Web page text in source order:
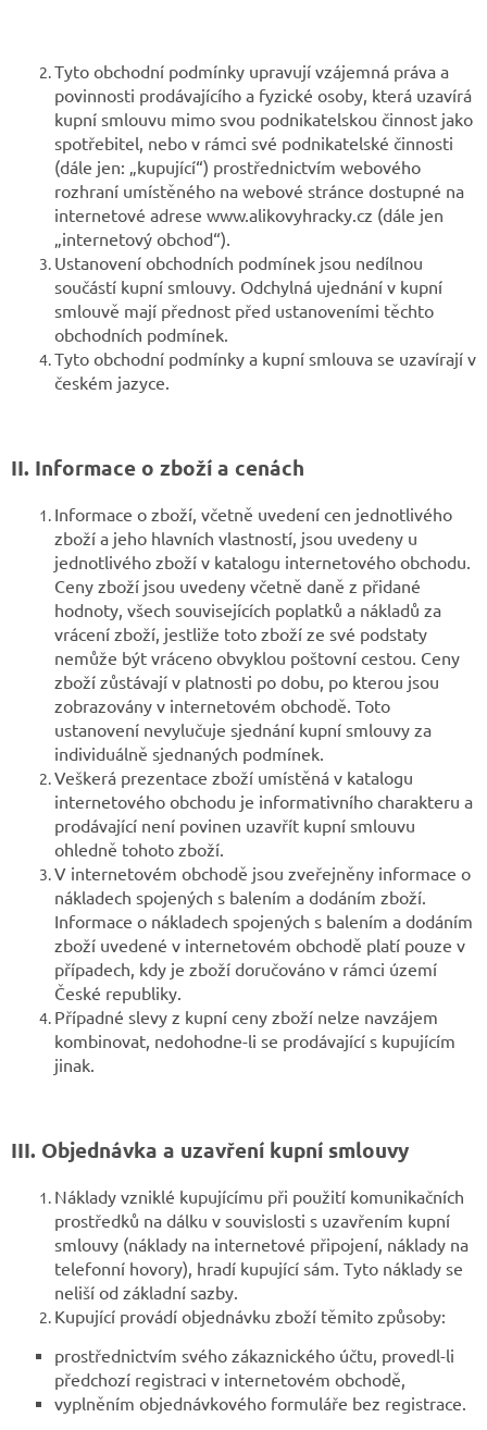
Tyto obchodní podmínky upravují vzájemná práva a
povinnosti prodávajícího a fyzické osoby, která uzavírá
kupní smlouvu mimo svou podnikatelskou činnost jako
spotřebitel, nebo v rámci své podnikatelské činnosti
(dále jen: „kupující“) prostřednictvím webového
rozhraní umístěného na webové stránce dostupné na
internetové adrese www.alikovyhracky.cz (dále jen
„internetový obchod“).
Ustanovení obchodních podmínek jsou nedílnou
součástí kupní smlouvy. Odchylná ujednání v kupní
smlouvě mají přednost před ustanoveními těchto
obchodních podmínek.
Tyto obchodní podmínky a kupní smlouva se uzavírají v
českém jazyce.
II. Informace o zboží a cenách
Informace o zboží, včetně uvedení cen jednotlivého
zboží a jeho hlavních vlastností, jsou uvedeny u
jednotlivého zboží v katalogu internetového obchodu.
Ceny zboží jsou uvedeny včetně daně z přidané
hodnoty, všech souvisejících poplatků a nákladů za
vrácení zboží, jestliže toto zboží ze své podstaty
nemůže být vráceno obvyklou poštovní cestou. Ceny
zboží zůstávají v platnosti po dobu, po kterou jsou
zobrazovány v internetovém obchodě. Toto
ustanovení nevylučuje sjednání kupní smlouvy za
individuálně sjednaných podmínek.
Veškerá prezentace zboží umístěná v katalogu
internetového obchodu je informativního charakteru a
prodávající není povinen uzavřít kupní smlouvu
ohledně tohoto zboží.
V internetovém obchodě jsou zveřejněny informace o
nákladech spojených s balením a dodáním zboží.
Informace o nákladech spojených s balením a dodáním
zboží uvedené v internetovém obchodě platí pouze v
případech, kdy je zboží doručováno v rámci území
České republiky.
Případné slevy z kupní ceny zboží nelze navzájem
kombinovat, nedohodne-li se prodávající s kupujícím
jinak.
III. Objednávka a uzavření kupní smlouvy
Náklady vzniklé kupujícímu při použití komunikačních
prostředků na dálku v souvislosti s uzavřením kupní
smlouvy (náklady na internetové připojení, náklady na
telefonní hovory), hradí kupující sám. Tyto náklady se
neliší od základní sazby.
Kupující provádí objednávku zboží těmito způsoby:
prostřednictvím svého zákaznického účtu, provedl-li
předchozí registraci v internetovém obchodě,
vyplněním objednávkového formuláře bez registrace.